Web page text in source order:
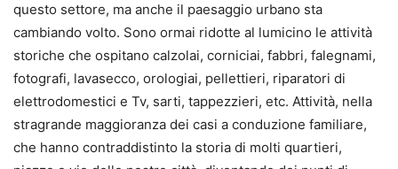
questo settore, ma anche il paesaggio urbano sta
cambiando volto. Sono ormai ridotte al lumicino le attività
storiche che ospitano calzolai, corniciai, fabbri, falegnami,
fotografi, lavasecco, orologiai, pellettieri, riparatori di
elettrodomestici e Tv, sarti, tappezzieri, etc. Attività, nella
stragrande maggioranza dei casi a conduzione familiare,
che hanno contraddistinto la storia di molti quartieri,